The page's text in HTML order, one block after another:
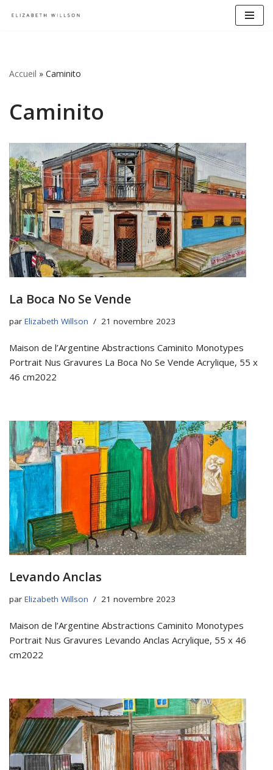
Accueil » Caminito
Caminito
La Boca No Se Vende
par Elizabeth Willson 21 novembre 2023
Maison de l’Argentine Abstractions Caminito Monotypes
Portrait Nus Gravures La Boca No Se Vende Acrylique, 55 x
46 cm2022
Levando Anclas
par Elizabeth Willson 21 novembre 2023
Maison de l’Argentine Abstractions Caminito Monotypes
Portrait Nus Gravures Levando Anclas Acrylique, 55 x 46
cm2022